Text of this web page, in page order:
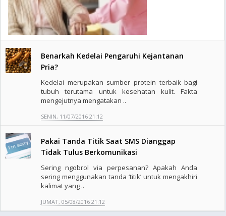
Benarkah Kedelai Pengaruhi Kejantanan
Pria?
Kedelai merupakan sumber protein terbaik bagi
tubuh terutama untuk kesehatan kulit. Fakta
mengejutnya mengatakan ..
SENIN, 11/07/2016 21:12
Pakai Tanda Titik Saat SMS Dianggap
Tidak Tulus Berkomunikasi
Sering ngobrol via perpesanan? Apakah Anda
sering menggunakan tanda ‘titik’ untuk mengakhiri
kalimat yang ..
JUMAT, 05/08/2016 21:12